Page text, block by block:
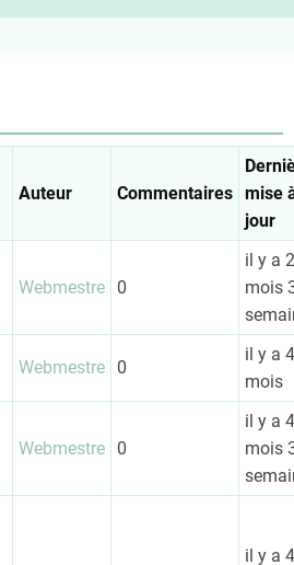
Auteur Commentaires mise
jour
Webmestre 0
il y a 2
mois
Webmestre 0
il y a 4
mois
Webmestre 0
il y a 4
mois
il y a 4